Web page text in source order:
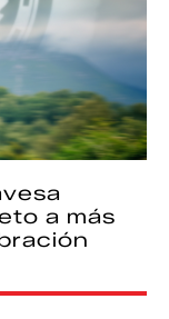
a más